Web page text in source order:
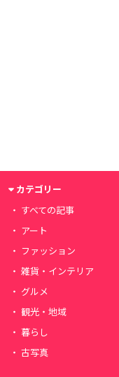
カテゴリー
すべての記事
アート
ファッション
雑貨・インテリア
グルメ
観光・地域
暮らし
古写真